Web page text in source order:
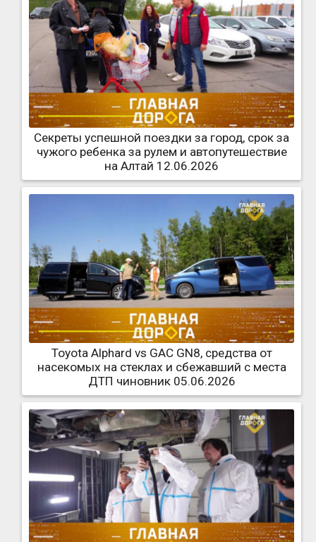
Секреты успешной поездки за город, срок за
чужого ребенка за рулем и автопутешествие
на Алтай 12.06.2026
Toyota Alphard vs GAC GN8, средства от
насекомых на стеклах и сбежавший с места
ДТП чиновник 05.06.2026